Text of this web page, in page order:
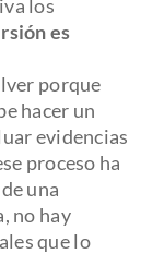
los
es
porque
hacer un
evidencias
proceso ha
una
no hay
que lo